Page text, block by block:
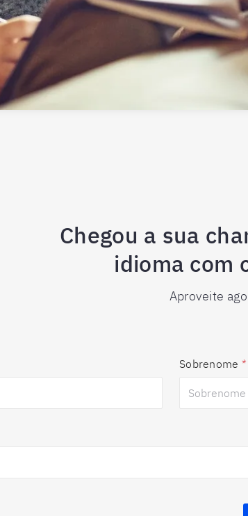
Chegou a sua
idioma com
Aproveite
Sobrenome *